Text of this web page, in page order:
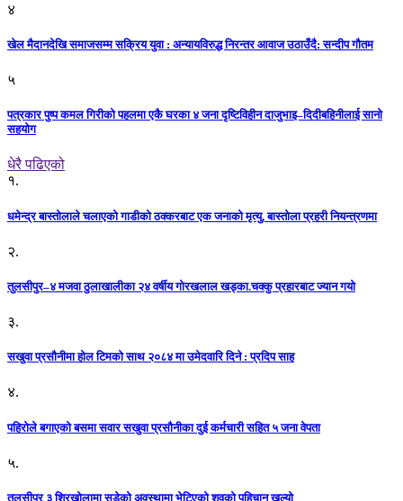
४
खेल मैदानदेखि समाजसम्म सक्रिय युवा : अन्यायविरुद्ध निरन्तर आवाज उठाउँदै: सन्दीप गौतम
५
पत्रकार पुष्प कमल गिरीको पहलमा एकै घरका ४ जना दृष्टिविहीन दाजुभाइ–दिदीबहिनीलाई सानो
सहयोग
धेरै पढिएको
१.
धमेन्द्र बास्तोलाले चलाएको गाडीको ठक्करबाट एक जनाको मृत्यु, बास्तोला प्रहरी नियन्त्रणमा
२.
तुलसीपुर–४ मजवा ठुलाखालीका २४ वर्षीय गोरखलाल खड्का.चक्कु प्रहारबाट ज्यान गयो
३.
सखुवा प्रसौनीमा होल टिमको साथ २०८४ मा उमेदवारि दिने : प्रदिप साह
४.
पहिराेले बगाएकाे बसमा सवार सखुवा प्रसाैनीका दुई कर्मचारी सहित ५ जना वेपता
५.
तुलसीपुर ३ शिरखोलामा सडेको अवस्थामा भेटिएको शवको पहिचान खुल्यो